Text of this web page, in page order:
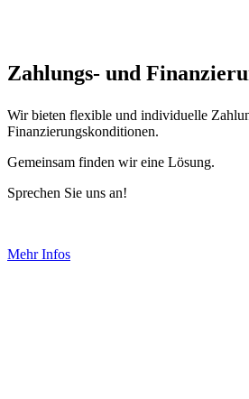
Zahlungs- und
Wir bieten flexible und individuelle
Finanzierungskonditionen.
Gemeinsam finden wir eine Lösung.
Sprechen Sie uns an!
Mehr Infos